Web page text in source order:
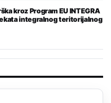
kroz Program EU INTEGRA
integralnog teritorijalnog